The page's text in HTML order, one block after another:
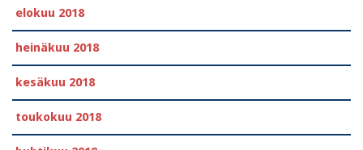
elokuu 2018
heinäkuu 2018
kesäkuu 2018
toukokuu 2018